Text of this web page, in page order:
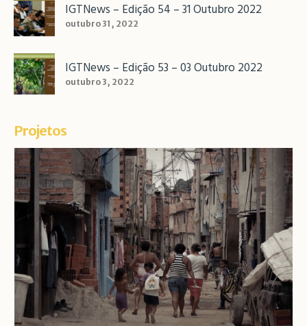
IGTNews – Edição 54 – 31 Outubro 2022
outubro 31, 2022
IGTNews – Edição 53 – 03 Outubro 2022
outubro 3, 2022
Projetos